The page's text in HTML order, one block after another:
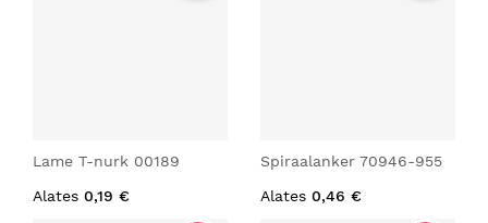
Lame T-nurk 00189
Alates 0,19 €
Spiraalanker 70946-955
Alates 0,46 €